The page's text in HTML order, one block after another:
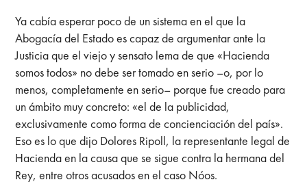
Ya cabía esperar poco de un sistema en el que la
Abogacía del Estado es capaz de argumentar ante la
Justicia que el viejo y sensato lema de que «Hacienda
somos todos» no debe ser tomado en serio –o, por lo
menos, completamente en serio– porque fue creado para
un ámbito muy concreto: «el de la publicidad,
exclusivamente como forma de concienciación del país».
Eso es lo que dijo Dolores Ripoll, la representante legal de
Hacienda en la causa que se sigue contra la hermana del
Rey, entre otros acusados en el caso Nóos.